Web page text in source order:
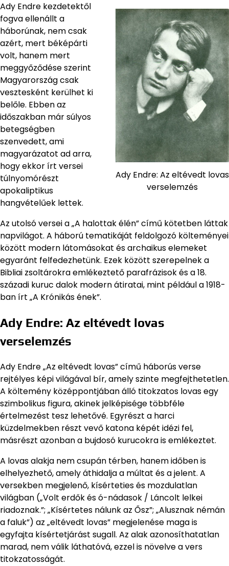
Ady Endre: Az eltévedt lovas
verselemzés
Ady Endre kezdetektől
fogva ellenállt a
háborúnak, nem csak
azért, mert béképárti
volt, hanem mert
meggyőződése szerint
Magyarország csak
vesztesként kerülhet ki
belőle. Ebben az
időszakban már súlyos
betegségben
szenvedett, ami
magyarázatot ad arra,
hogy ekkor írt versei
túlnyomórészt
apokaliptikus
hangvételűek lettek.
Az utolsó versei a „A halottak élén” című kötetben láttak
napvilágot. A háború tematikáját feldolgozó költeményei
között modern látomásokat és archaikus elemeket
egyaránt felfedezhetünk. Ezek között szerepelnek a
Bibliai zsoltárokra emlékeztető parafrázisok és a 18.
századi kuruc dalok modern átiratai, mint például a 1918-
ban írt „A Krónikás ének”.
Ady Endre: Az eltévedt lovas
verselemzés
Ady Endre „Az eltévedt lovas” című háborús verse
rejtélyes képi világával bír, amely szinte megfejthetetlen.
A költemény középpontjában álló titokzatos lovas egy
szimbolikus figura, akinek jelképisége többféle
értelmezést tesz lehetővé. Egyrészt a harci
küzdelmekben részt vevő katona képét idézi fel,
másrészt azonban a bujdosó kurucokra is emlékeztet.
A lovas alakja nem csupán térben, hanem időben is
elhelyezhető, amely áthidalja a múltat és a jelent. A
versekben megjelenő, kísérteties és mozdulatlan
világban („Volt erdők és ó-nádasok / Láncolt lelkei
riadoznak.”; „Kísértetes nálunk az Ősz”; „Alusznak némán
a faluk”) az „eltévedt lovas” megjelenése maga is
egyfajta kísértetjárást sugall. Az alak azonosíthatatlan
marad, nem válik láthatóvá, ezzel is növelve a vers
titokzatosságát.